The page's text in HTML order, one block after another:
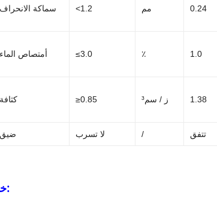
سماكة الانحراف <1.2 مم 0.24
أمتصاص الماء ≤3.0 ٪ 1.0
كثافة ≥0.85 ز / سم³ 1.38
ضيق لا تسرب / تتفق
خط الانتاج: